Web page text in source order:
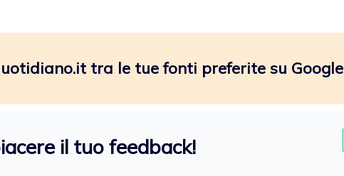
tra le tue fonti preferite su Google
il tuo feedback!